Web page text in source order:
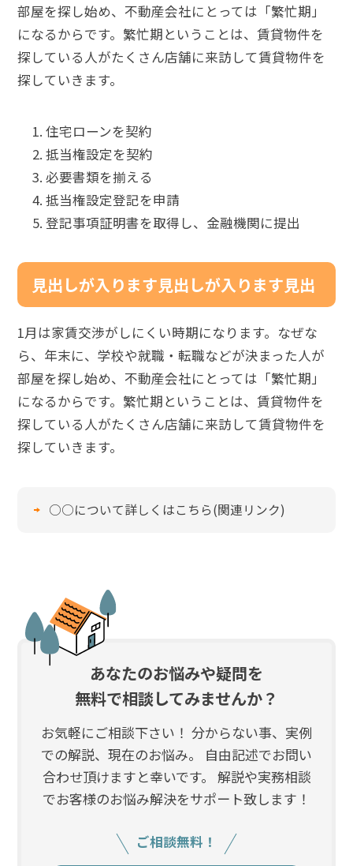
部屋を探し始め、不動産会社にとっては「繁忙期」
になるからです。繁忙期ということは、賃貸物件を
探している人がたくさん店舗に来訪して賃貸物件を
探していきます。
住宅ローンを契約
抵当権設定を契約
必要書類を揃える
抵当権設定登記を申請
登記事項証明書を取得し、金融機関に提出
見出しが入ります見出しが入ります見出
1月は家賃交渉がしにくい時期になります。なぜな
ら、年末に、学校や就職・転職などが決まった人が
部屋を探し始め、不動産会社にとっては「繁忙期」
になるからです。繁忙期ということは、賃貸物件を
探している人がたくさん店舗に来訪して賃貸物件を
探していきます。
○○について詳しくはこちら(関連リンク)
あなたのお悩みや疑問を
無料で相談してみませんか？
お気軽にご相談下さい！ 分からない事、実例
での解説、現在のお悩み。 自由記述でお問い
合わせ頂けますと幸いです。 解説や実務相談
でお客様のお悩み解決をサポート致します！
ご相談無料！